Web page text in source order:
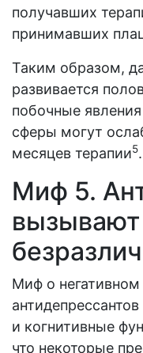
получавших
принимавших
Таким образом,
развивается
побочные
сферы могут
месяцев терапии5.
Миф 5.
Миф о негативном
и когнитивные
что некоторые